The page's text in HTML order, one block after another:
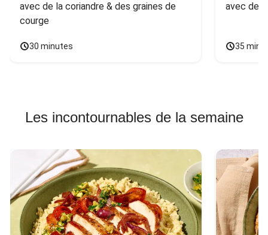
avec de la coriandre & des graines de
courge
30 minutes
avec des
35
Les incontournables de la semaine